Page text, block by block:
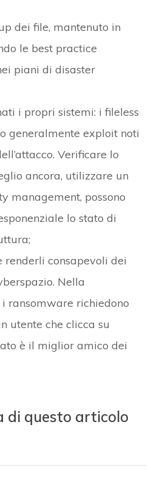
dei file, mantenuto in
le best practice
piani di disaster
i propri sistemi: i fileless
generalmente exploit noti
Verificare lo
ancora, utilizzare un
management, possono
lo stato di
consapevoli dei
Nella
ransomware richiedono
utente che clicca su
è il miglior amico dei
di questo articolo